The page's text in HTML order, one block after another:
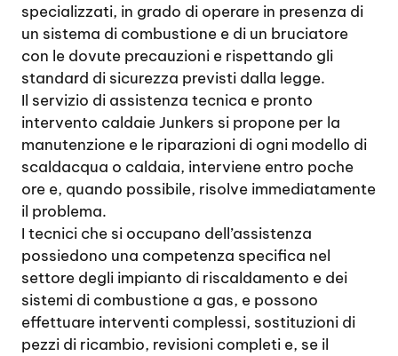
specializzati, in grado di operare in presenza di
un sistema di combustione e di un bruciatore
con le dovute precauzioni e rispettando gli
standard di sicurezza previsti dalla legge.
Il servizio di assistenza tecnica e pronto
intervento caldaie Junkers si propone per la
manutenzione e le riparazioni di ogni modello di
scaldacqua o caldaia, interviene entro poche
ore e, quando possibile, risolve immediatamente
il problema.
I tecnici che si occupano dell’assistenza
possiedono una competenza specifica nel
settore degli impianto di riscaldamento e dei
sistemi di combustione a gas, e possono
effettuare interventi complessi, sostituzioni di
pezzi di ricambio, revisioni completi e, se il